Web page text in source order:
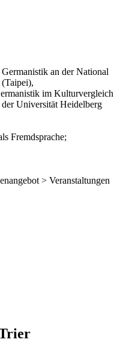
an der National
im Kulturvergleich
Universität Heidelberg
Fremdsprache;
> Veranstaltungen